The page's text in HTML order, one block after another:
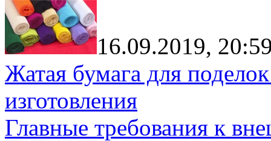
16.09.2019,
Жатая бумага для
изготовления
Главные требования к